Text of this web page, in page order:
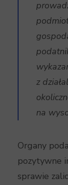
z
na
Organy
pozytywne
sprawie